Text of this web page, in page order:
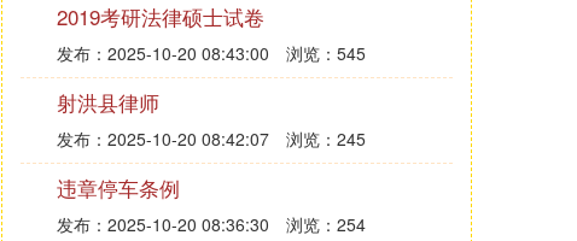
2019考研法律硕士试卷
发布：2025-10-20 08:43:00 浏览：545
射洪县律师
发布：2025-10-20 08:42:07 浏览：245
违章停车条例
发布：2025-10-20 08:36:30 浏览：254